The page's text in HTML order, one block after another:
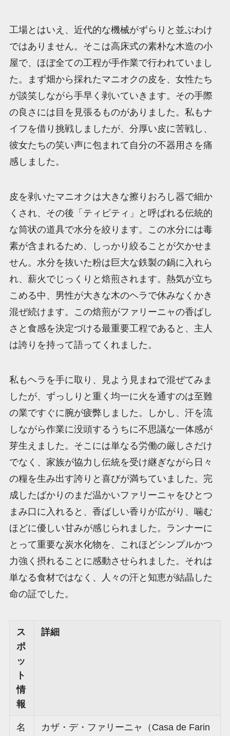
工場とはいえ、近代的な機械がずらりと並ぶわけ
ではありません。そこは高床式の素朴な木造の小
屋で、ほぼ全ての工程が手作業で行われていまし
た。まず畑から採れたマニオクの皮を、女性たち
が談笑しながら手早く剥いていきます。その手際
の良さには目を見張るものがありました。私もナ
イフを借り挑戦しましたが、分厚い皮に苦戦し、
彼女たちの笑い声に包まれて自分の不器用さを痛
感しました。
皮を剥いたマニオクは大きな擦りおろし器で細か
くされ、その後「ティピティ」と呼ばれる伝統的
な筒状の道具で水分を絞ります。この水分には毒
素が含まれるため、しっかり絞ることが欠かせま
せん。水分を抜いた粉は巨大な鉄製の鍋に入れら
れ、薪火でじっくりと焙煎されます。熱気が立ち
こめる中、男性が大きな木のヘラで休みなくかき
混ぜ続けます。この焙煎がファリーニャの香ばし
さと食感を決定づける最重要工程であると、主人
は誇りを持って語ってくれました。
私もヘラを手に取り、見よう見まねで混ぜてみま
したが、ずっしりと重く均一に火を通すのは至難
の業ですぐに腕が疲弊しました。しかし、汗を流
しながら作業に没頭するうちに不思議な一体感が
芽生えました。そこには単なる労働の厳しさだけ
でなく、家族が協力し伝統を受け継ぎながら日々
の糧を生み出す誇りと喜びが満ちていました。完
成したばかりのまだ温かいファリーニャをひとつ
まみ口に入れると、香ばしい香りが広がり、噛む
ほどに優しい甘みが感じられました。ランナーに
とって重要な炭水化物を、これほどシンプルかつ
力強く摂れることに感動させられました。それは
単なる食材ではなく、人々の汗と知恵が結晶した
命の証でした。
ス
ポ
ッ
ト
情
報
詳細
名
カザ・デ・ファリーニャ（Casa de Farin